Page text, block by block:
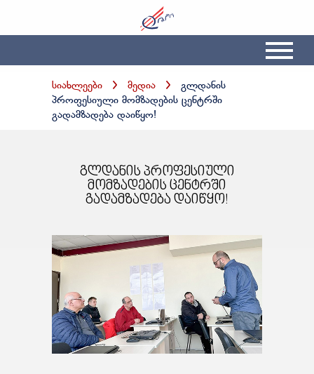
სიახლეები მედია
გლდანის
პროფესიული მომზადების ცენტრში
გადამზადება დაიწყო!
გლდანის პროფესიული
მომზადების ცენტრში
გადამზადება დაიწყო!